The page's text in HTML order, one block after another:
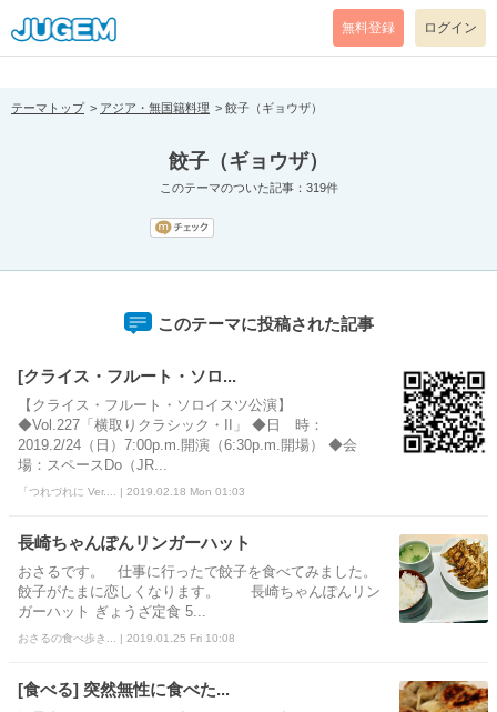
[pear_error: message="Success" code=0 mode=return level=notice
prefix="" info=""]
無料登録 ログイン
テーマトップ アジア・無国籍料理 餃子（ギョウザ）
餃子（ギョウザ）
このテーマのついた記事：319件
このテーマに投稿された記事
[クライス・フルート・ソロ...
【クライス・フルート・ソロイスツ公演】
◆Vol.227「横取りクラシック・II」 ◆日 時：
2019.2/24（日）7:00p.m.開演（6:30p.m.開場） ◆会
場：スペースDo（JR...
「つれづれに Ver.... | 2019.02.18 Mon 01:03
長崎ちゃんぽんリンガーハット
おさるです。 仕事に行ったで餃子を食べてみました。
餃子がたまに恋しくなります。 長崎ちゃんぽんリン
ガーハット ぎょうざ定食 5...
おさるの食べ歩き... | 2019.01.25 Fri 10:08
[食べる] 突然無性に食べた...